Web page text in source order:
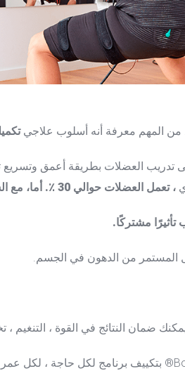
من المهم معرفة أنه أسلوب علاجي
تدريب العضلات بطريقة أعمق وتسريع
، تعمل العضلات حوالي 30 ٪. أما، مع السترة، نحقق تفعيل ما بين 90 و 100 ٪ من العضلات.
تأثيرًا مشتركًا.
المستمر من الدهون في الجسم.
ضمان النتائج في القوة ، التنغيم ،